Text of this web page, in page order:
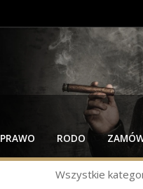
PRAWO RODO
Wszystkie